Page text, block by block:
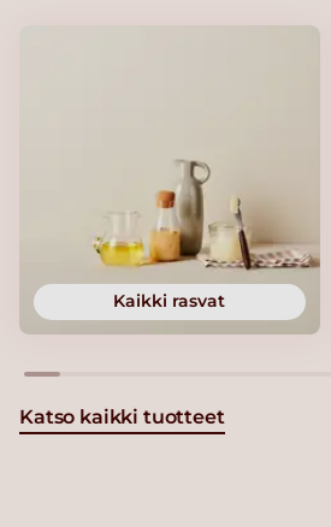
Kaikki rasvat
Katso kaikki tuotteet